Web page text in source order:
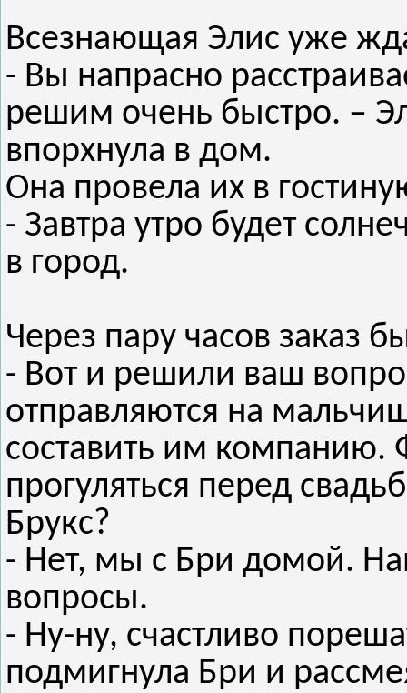
Всезнающая Элис уже
- Вы напрасно
решим очень быстро. –
впорхнула в дом.
Она провела их в
- Завтра утро будет
в город.
Через пару часов заказ
- Вот и решили ваш
отправляются на
составить им компанию.
прогуляться перед
Брукс?
- Нет, мы с Бри домой.
вопросы.
- Ну-ну, счастливо
подмигнула Бри и